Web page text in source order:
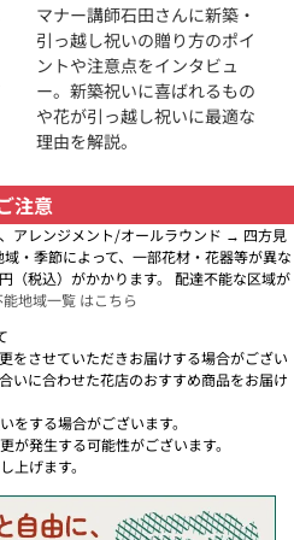
マナー講師石田さんに新築・
引っ越し祝いの贈り方のポイ
ントや注意点をインタビュ
ー。新築祝いに喜ばれるもの
や花が引っ越し祝いに最適な
理由を解説。
注意
アレンジメント/オールラウンド → 四方見
・季節によって、一部花材・花器等が異な
（税込）がかかります。 配達不能な区域が
地域一覧 はこちら
をさせていただきお届けする場合がござい
いに合わせた花店のおすすめ商品をお届け
をする場合がございます。
が発生する可能性がございます。
上げます。